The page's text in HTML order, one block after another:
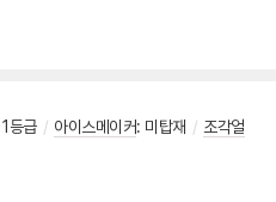
1등급 / 아이스메이커: 미탑재 / 조각얼